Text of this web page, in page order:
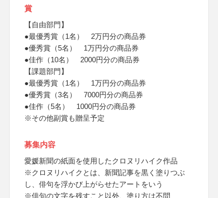
賞
【自由部門】
●最優秀賞（1名） 2万円分の商品券
●優秀賞（5名） 1万円分の商品券
●佳作（10名） 2000円分の商品券
【課題部門】
●最優秀賞（1名） 1万円分の商品券
●優秀賞（3名） 7000円分の商品券
●佳作（5名） 1000円分の商品券
※その他副賞も贈呈予定
募集内容
愛媛新聞の紙面を使用したクロヌリハイク作品
※クロヌリハイクとは、新聞記事を黒く塗りつぶ
し、俳句を浮かび上がらせたアートをいう
※俳句の文字を残すこと以外、塗り方は不問